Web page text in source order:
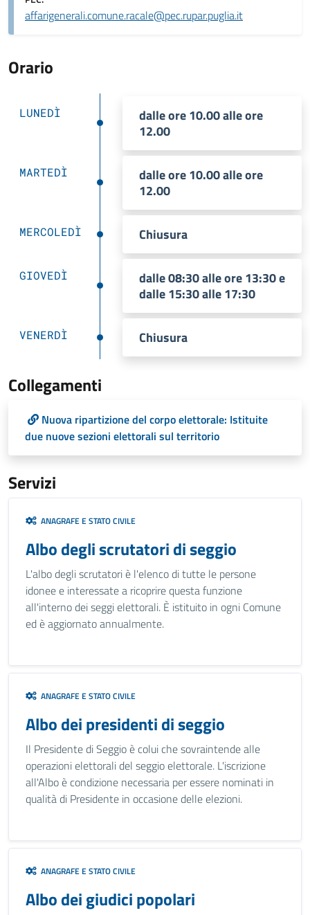
affarigenerali.comune.racale@pec.rupar.puglia.it
Orario
LUNEDÌ
dalle ore 10.00 alle ore
12.00
MARTEDÌ
dalle ore 10.00 alle ore
12.00
MERCOLEDÌ Chiusura
GIOVEDÌ
dalle 08:30 alle ore 13:30 e
dalle 15:30 alle 17:30
VENERDÌ Chiusura
Collegamenti
Nuova ripartizione del corpo elettorale: Istituite
due nuove sezioni elettorali sul territorio
Servizi
ANAGRAFE E STATO CIVILE
Albo degli scrutatori di seggio
L'albo degli scrutatori è l'elenco di tutte le persone
idonee e interessate a ricoprire questa funzione
all'interno dei seggi elettorali. È istituito in ogni Comune
ed è aggiornato annualmente.
ANAGRAFE E STATO CIVILE
Albo dei presidenti di seggio
Il Presidente di Seggio è colui che sovraintende alle
operazioni elettorali del seggio elettorale. L'iscrizione
all'Albo è condizione necessaria per essere nominati in
qualità di Presidente in occasione delle elezioni.
ANAGRAFE E STATO CIVILE
Albo dei giudici popolari